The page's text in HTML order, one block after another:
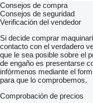
Consejos de compra
Consejos de seguridad
Verificación del vendedor
Si decide comprar
contacto con el verdadero
que le sea posible sobre el
de engaño es presentarse
infórmenos mediante el
para que lo comprobemos.
Comprobación de precios